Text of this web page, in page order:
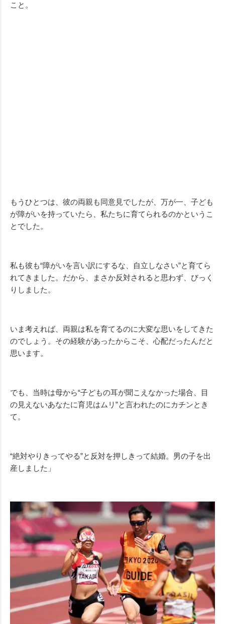
こと。
もうひとつは、彼の両親も同意見でしたが、万が一、子ども
が障がいを持っていたら、私たちに育てられるのかというこ
とでした。
私も彼も“障がいを言い訳にするな、自立しなさい”と育てら
れてきました。だから、まさか反対されると思わず、びっく
りしました。
いま考えれば、両親は私を育てるのに大変な思いをしてきた
のでしょう。その経験があったからこそ、心配だったんだと
思います。
でも、当時は母から“子どもの耳が聞こえなかった場合、目
の見えないあなたに育児はムリ”と言われたのにカチンとき
て。
“絶対やりきってやる”と反対を押しきって結婚。男の子を出
産しました」